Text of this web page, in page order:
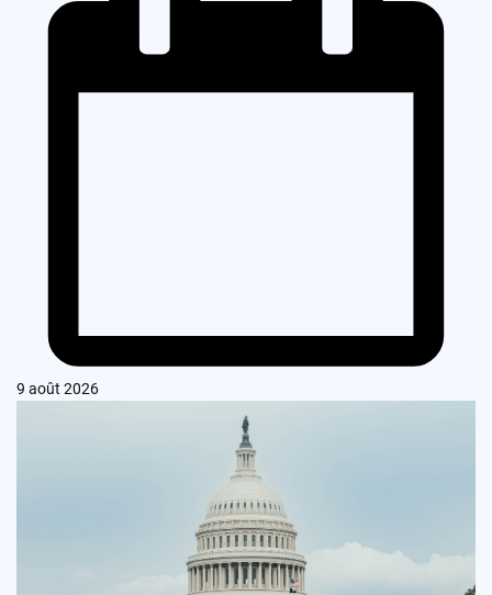
9 août 2026